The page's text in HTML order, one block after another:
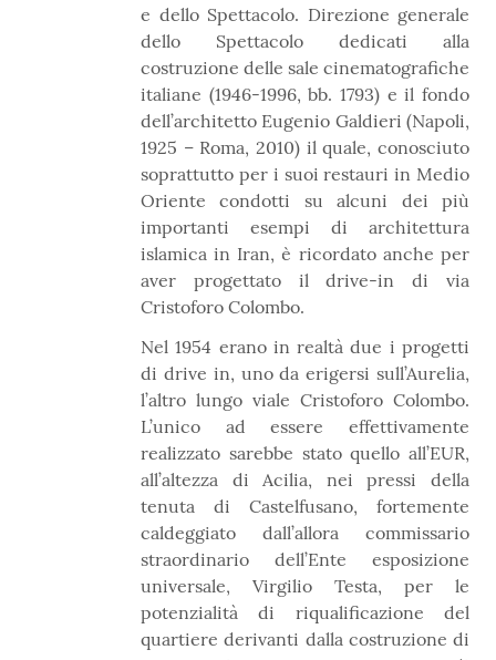
e dello Spettacolo. Direzione generale
dello Spettacolo dedicati alla
costruzione delle sale cinematografiche
italiane (1946-1996, bb. 1793) e il fondo
dell’architetto Eugenio Galdieri (Napoli,
1925 – Roma, 2010) il quale, conosciuto
soprattutto per i suoi restauri in Medio
Oriente condotti su alcuni dei più
importanti esempi di architettura
islamica in Iran, è ricordato anche per
aver progettato il drive-in di via
Cristoforo Colombo.
Nel 1954 erano in realtà due i progetti
di drive in, uno da erigersi sull’Aurelia,
l’altro lungo viale Cristoforo Colombo.
L’unico ad essere effettivamente
realizzato sarebbe stato quello all’EUR,
all’altezza di Acilia, nei pressi della
tenuta di Castelfusano, fortemente
caldeggiato dall’allora commissario
straordinario dell’Ente esposizione
universale, Virgilio Testa, per le
potenzialità di riqualificazione del
quartiere derivanti dalla costruzione di